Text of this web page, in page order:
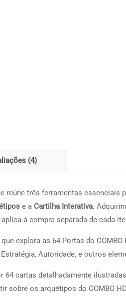
(4)
reúne três ferramentas essenciais
e a Cartilha Interativa.
à compra separada de cada
explora as 64 Portas do
Autoridade, e outros
64 cartas detalhadamente
sobre os arquétipos do COMBO